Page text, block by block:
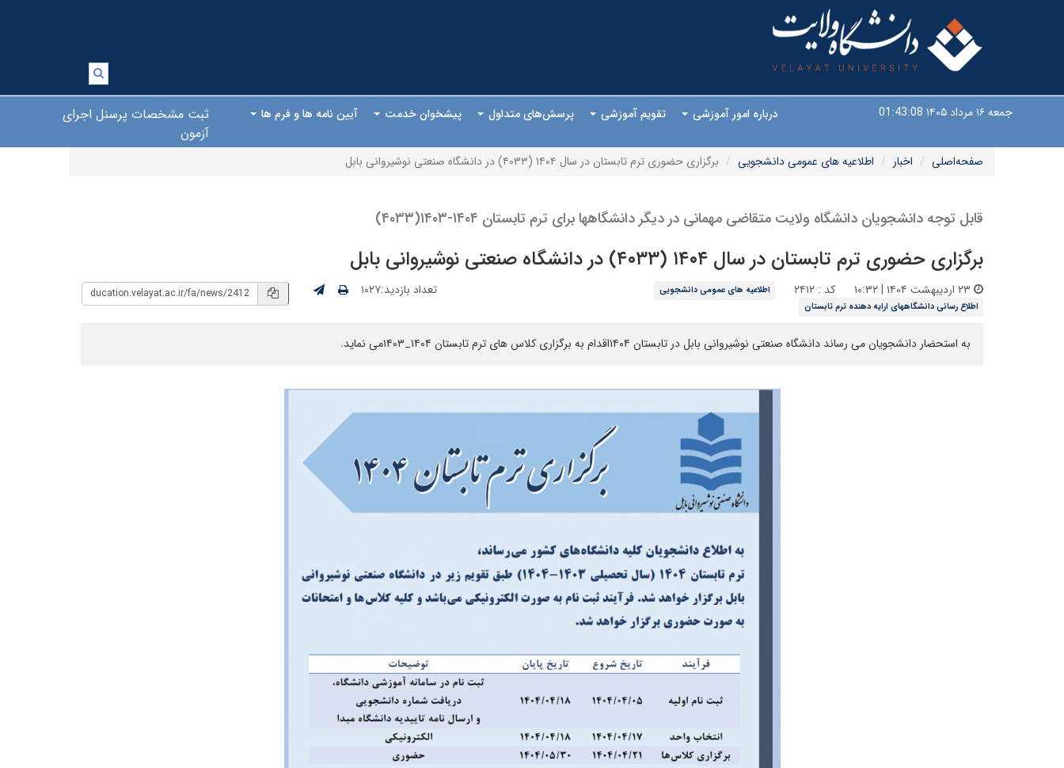
جمعه ۱۶ مرداد ۱۴۰۵ 01:43:08
ثبت مشخصات پرسنل اجرای
آزمون
درباره امور آموزشی تقویم آموزشی پرسش‌های متداول پیشخوان خدمت آیین نامه ها و فرم ها
صفحه‌اصلی اخبار اطلاعیه های عمومی دانشجویی برگزاری حضوری ترم تابستان در سال ۱۴۰۴ (۴۰۳۳) در دانشگاه صنعتی نوشیروانی بابل
قابل توجه دانشجویان دانشگاه ولایت متقاضی مهمانی در دیگر دانشگاهها برای ترم تابستان ۱۴۰۴-۱۴۰۳(۴۰۳۳)
برگزاری حضوری ترم تابستان در سال ۱۴۰۴ (۴۰۳۳) در دانشگاه صنعتی نوشیروانی بابل
کد : ۲۴۱۲
اطلاعیه های عمومی دانشجویی
اطلاع رسانی دانشگاههای ارایه دهنده ترم تابستان
تعداد بازدید:۱۰۲۷
به استحضار دانشجویان می رساند دانشگاه صنعتی نوشیروانی بابل در تابستان ۱۴۰۴اقدام به برگزاری کلاس های ترم تابستان ۱۴۰۴_۱۴۰۳می نماید.